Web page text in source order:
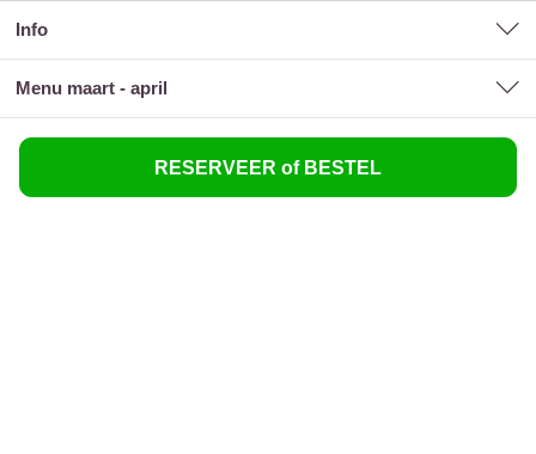
Info
menu maart - april
RESERVEER of BESTEL